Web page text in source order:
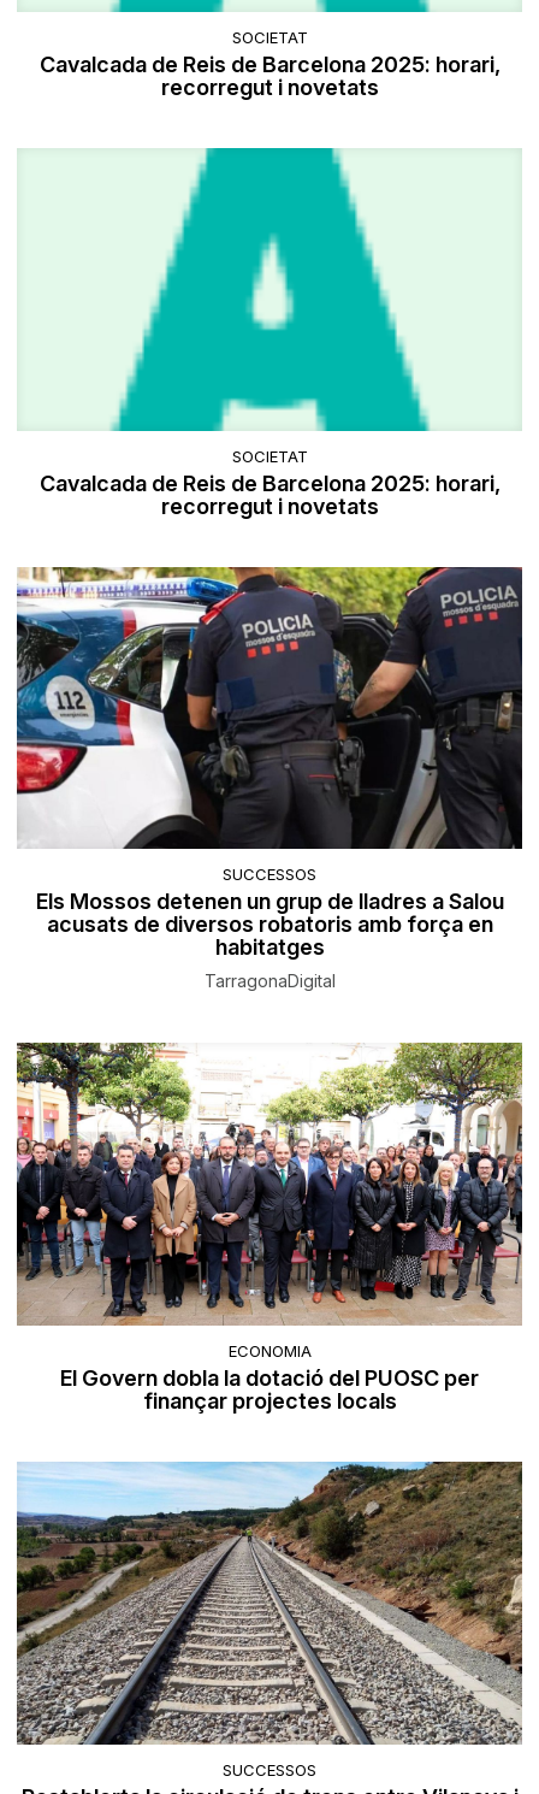
SOCIETAT
Cavalcada de Reis de Barcelona 2025: horari,
recorregut i novetats
SOCIETAT
Cavalcada de Reis de Barcelona 2025: horari,
recorregut i novetats
SUCCESSOS
Els Mossos detenen un grup de lladres a Salou
acusats de diversos robatoris amb força en
habitatges
TarragonaDigital
ECONOMIA
El Govern dobla la dotació del PUOSC per
finançar projectes locals
SUCCESSOS